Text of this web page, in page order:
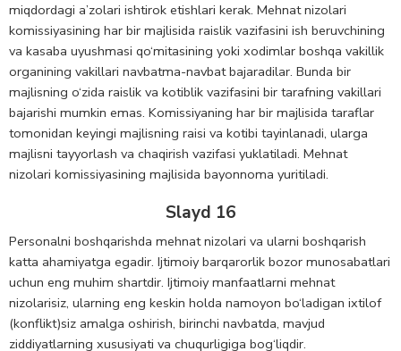
miqdordagi a’zolari ishtirok etishlari kerak. Mehnat nizolari
komissiyasining har bir majlisida raislik vazifasini ish beruvchining
va kasaba uyushmasi qo‘mitasining yoki xodimlar boshqa vakillik
organining vakillari navbatma-navbat bajaradilar. Bunda bir
majlisning o‘zida raislik va kotiblik vazifasini bir tarafning vakillari
bajarishi mumkin emas. Komissiyaning har bir majlisida taraflar
tomonidan keyingi majlisning raisi va kotibi tayinlanadi, ularga
majlisni tayyorlash va chaqirish vazifasi yuklatiladi. Mehnat
nizolari komissiyasining majlisida bayonnoma yuritiladi.
Slayd 16
Persоnalni bоshqarishda mehnat nizolari va ularni boshqarish
katta ahamiyatga egadir. Ijtimоiy barqarоrlik bozor munоsabatlari
uchun eng muhim shartdir. Ijtimoiy manfaatlarni mehnat
nizolarisiz, ularning eng keskin holda namoyon bo‘ladigan ixtilоf
(kоnflikt)siz amalga оshirish, birinchi navbatda, mavjud
ziddiyatlarning xususiyati va chuqurligiga bog‘liqdir.